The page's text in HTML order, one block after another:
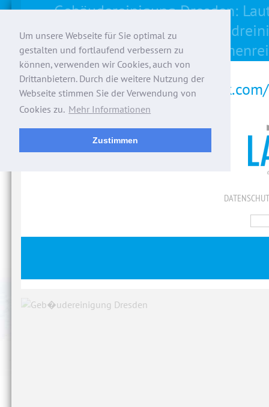
Um unsere Webseite für Sie optimal zu
gestalten und fortlaufend verbessern zu
können, verwenden wir Cookies, auch von
Drittanbietern. Durch die weitere Nutzung der
Webseite stimmen Sie der Verwendung von
Cookies zu. Mehr Informationen
Zustimmen
Gebäudereinigung Dresden:
Unterhaltsreinigung,